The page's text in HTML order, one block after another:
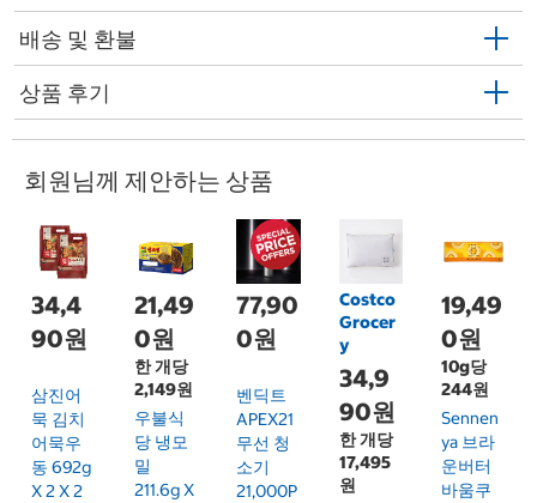
배송 및 환불
상품 후기
회원님께 제안하는 상품
34,4
90원
삼진어
묵 김치
어묵우
동 692g
X 2 X 2
21,49
0원
한 개당
2,149원
우불식
당 냉모
밀
211.6g X
77,90
0원
벤딕트
APEX21
무선 청
소기
21,000P
Costco
Grocer
y
34,9
90원
한 개당
17,495
원
19,49
0원
10g당
244원
Sennen
Ya 브라
운버터
바움쿠